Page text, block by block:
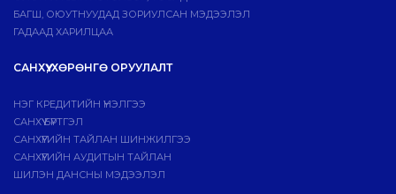
БАГШ, ОЮУТНУУДАД ЗОРИУЛСАН МЭДЭЭЛЭЛ
ГАДААД ХАРИЛЦАА
САНХҮҮ, ХӨРӨНГӨ ОРУУЛАЛТ
НЭГ КРЕДИТИЙН ҮНЭЛГЭЭ
САНХҮҮ БҮРТГЭЛ
САНХҮҮГИЙН ТАЙЛАН ШИНЖИЛГЭЭ
САНХҮҮГИЙН АУДИТЫН ТАЙЛАН
ШИЛЭН ДАНСНЫ МЭДЭЭЛЭЛ